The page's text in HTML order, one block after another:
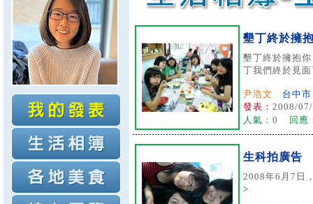
墾丁終於擁
墾丁終於擁抱
丁我們終於見
尹浩文
台中市
發表： 2008/
人氣： 0 回應
生科拍廣告
2008年6月7日
>